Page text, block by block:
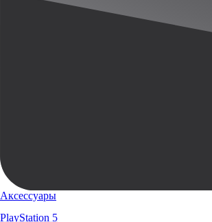
Аксессуары
PlayStation 5